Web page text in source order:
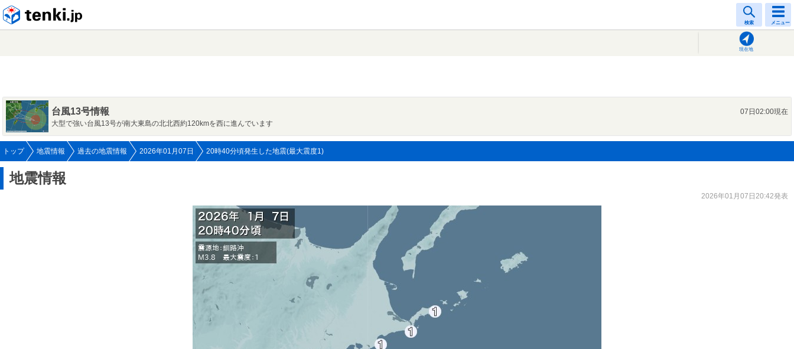
検索 メニュー
現在地
台風13号情報
07日02:00現在
大型で強い台風13号が南大東島の北北西約120kmを西に進んでいます
トップ 地震情報 過去の地震情報 2026年01月07日 20時40分頃発生した地震(最大震度1)
地震情報
2026年01月07日20:42発表